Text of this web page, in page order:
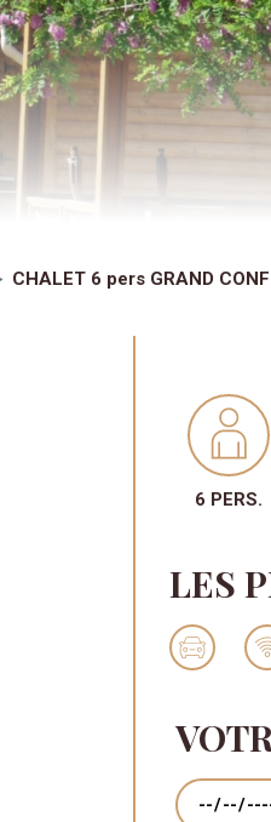
CHALET 6 pers GRAND
6 PERS.
LES
Dates